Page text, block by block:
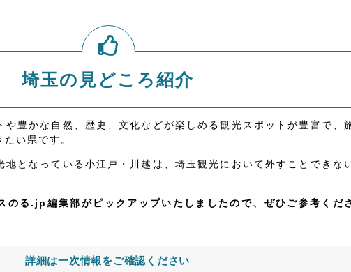
埼玉の見どころ紹介
や豊かな自然、歴史、文化などが楽しめる観光スポットが豊富で、
い県です。
地となっている小江戸・川越は、埼玉観光において外すことできな
のる.jp編集部がピックアップいたしましたので、ぜひご参考くだ
詳細は一次情報をご確認ください